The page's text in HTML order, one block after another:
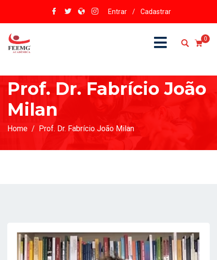
Entrar / Cadastrar
0
Prof. Dr. Fabrício João
Milan
Home Prof. Dr. Fabrício João Milan